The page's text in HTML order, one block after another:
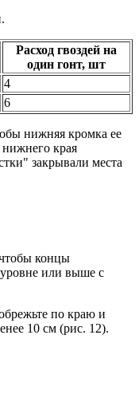
Расход гвоздей на
один гонт, шт
4
6
нижняя кромка ее
края
закрывали места
концы
или выше с
по краю и
10 см (рис. 12).